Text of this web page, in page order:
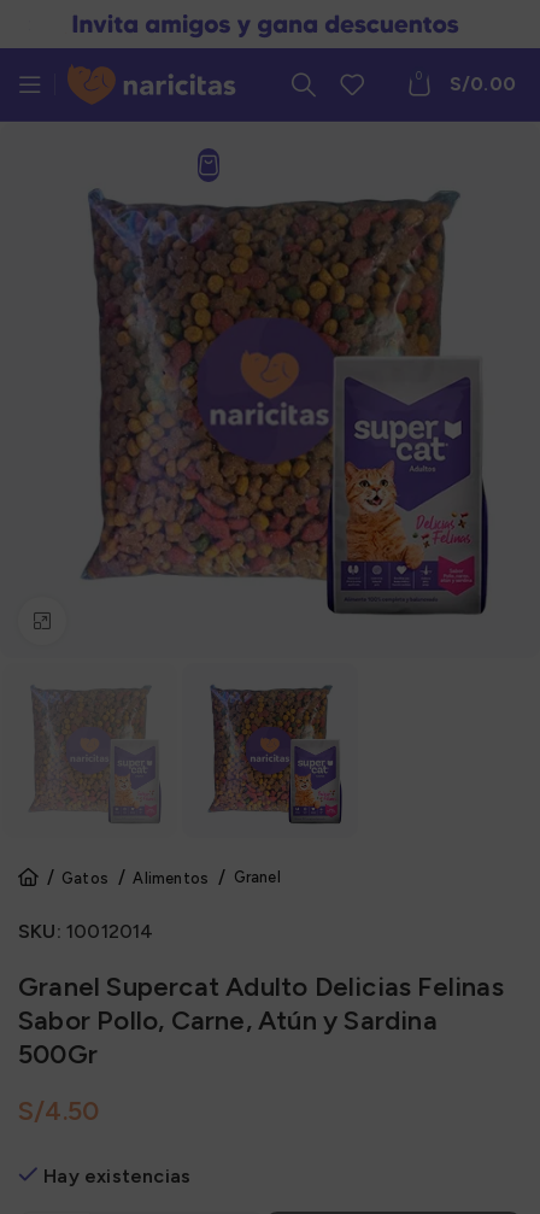
0 S/0.00
Gatos Alimentos Granel
SKU: 10012014
Granel Supercat Adulto Delicias Felinas
Sabor Pollo, Carne, Atún y Sardina
500Gr
S/
Hay existencias